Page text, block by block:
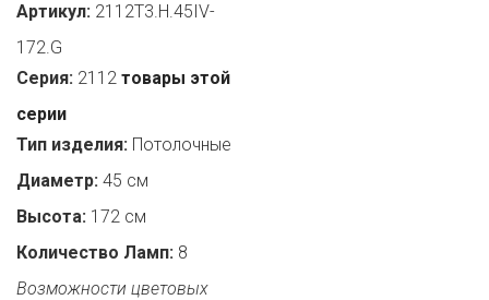
Артикул: 2112T3.H.45IV-
172.G
Серия: 2112 товары этой
серии
Тип изделия: Потолочные
Диаметр: 45 см
Высота: 172 см
Количество Ламп: 8
Возможности цветовых